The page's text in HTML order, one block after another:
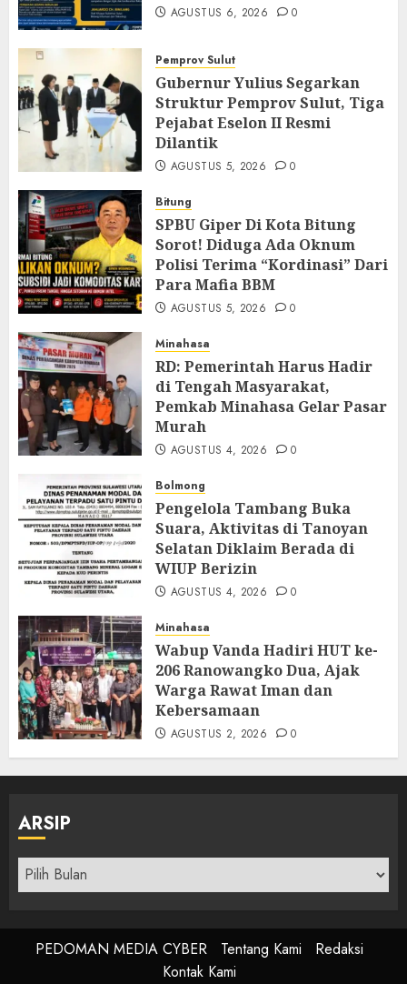
AGUSTUS 6, 2026 0
Pemprov Sulut
Gubernur Yulius Segarkan
Struktur Pemprov Sulut, Tiga
Pejabat Eselon II Resmi
Dilantik
AGUSTUS 5, 2026 0
Bitung
SPBU Giper Di Kota Bitung
Sorot! Diduga Ada Oknum
Polisi Terima “Kordinasi” Dari
Para Mafia BBM
AGUSTUS 5, 2026 0
Minahasa
RD: Pemerintah Harus Hadir
di Tengah Masyarakat,
Pemkab Minahasa Gelar Pasar
Murah
AGUSTUS 4, 2026 0
Bolmong
Pengelola Tambang Buka
Suara, Aktivitas di Tanoyan
Selatan Diklaim Berada di
WIUP Berizin
AGUSTUS 4, 2026 0
Minahasa
Wabup Vanda Hadiri HUT ke-
206 Ranowangko Dua, Ajak
Warga Rawat Iman dan
Kebersamaan
AGUSTUS 2, 2026 0
ARSIP
Arsip
PEDOMAN MEDIA CYBER Tentang Kami
Redaksi
Kontak Kami